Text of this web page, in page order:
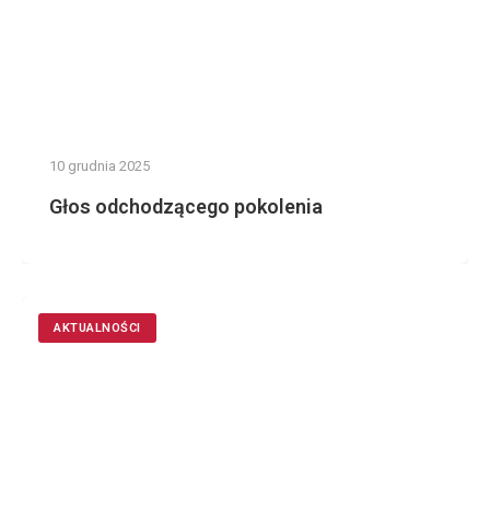
10 grudnia 2025
Głos odchodzącego pokolenia
AKTUALNOŚCI